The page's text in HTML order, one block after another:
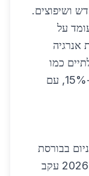
חדש ושיפוצים.
על
עלויות אנרגיה
כמו
התחדשות עירונית מגדילים ביקוש ב-15%, עם
בבורסת
LME, שעלה ל-2,800 דולר לטון ב-2026 עקב